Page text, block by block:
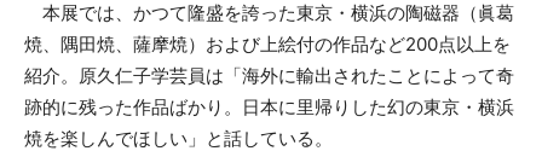
本展では、かつて隆盛を誇った東京・横浜の陶磁器（眞葛
焼、隅田焼、薩摩焼）および上絵付の作品など200点以上を
紹介。原久仁子学芸員は「海外に輸出されたことによって奇
跡的に残った作品ばかり。日本に里帰りした幻の東京・横浜
焼を楽しんでほしい」と話している。